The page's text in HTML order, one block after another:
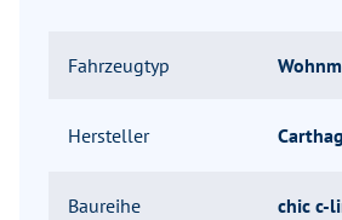
Fahrzeugtyp
Hersteller
Baureihe chic c-